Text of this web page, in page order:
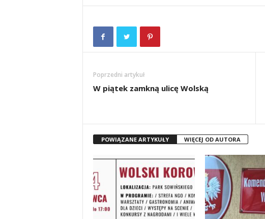
Poprzedni artykuł
W piątek zamkną ulicę Wolską
POWIĄZANE ARTYKUŁY WIĘCEJ OD AUTORA